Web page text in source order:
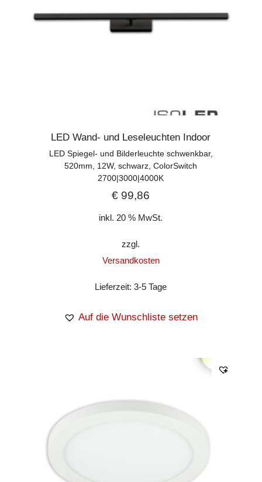
LED Wand- und Leseleuchten Indoor
LED Spiegel- und Bilderleuchte schwenkbar,
520mm, 12W, schwarz, ColorSwitch
2700|3000|4000K
€ 99,86
inkl. 20 % MwSt.
zzgl.
Versandkosten
Lieferzeit:3-5 Tage
Auf die Wunschliste setzen